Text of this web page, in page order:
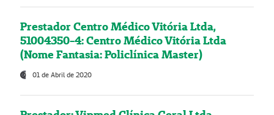
Prestador Centro Médico Vitória Ltda,
51004350-4: Centro Médico Vitória Ltda
(Nome Fantasia: Policlínica Master)
01 de Abril de 2020